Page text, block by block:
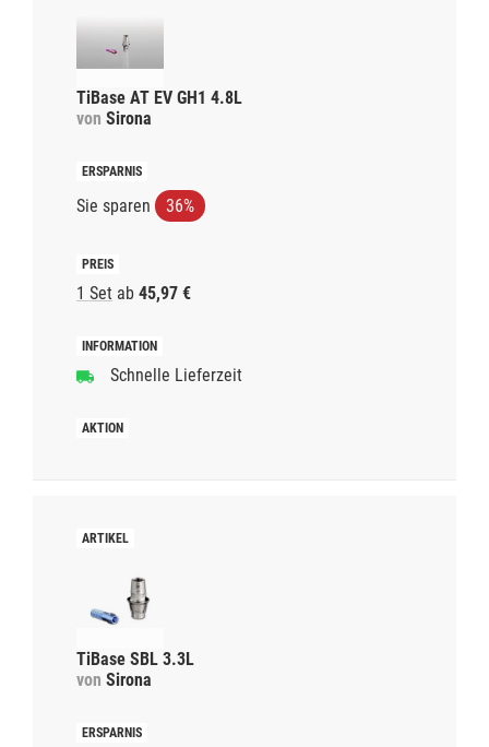
TiBase AT EV GH1 4.8L
von Sirona
Sie sparen 36%
1 Set ab 45,97 €
Schnelle Lieferzeit
TiBase SBL 3.3L
von Sirona